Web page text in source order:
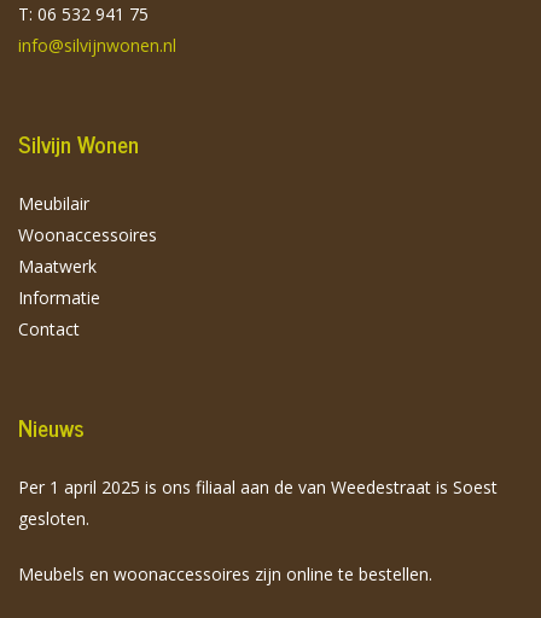
T: 06 532 941 75
info@silvijnwonen.nl
Silvijn Wonen
Meubilair
Woonaccessoires
Maatwerk
Informatie
Contact
Nieuws
Per 1 april 2025 is ons filiaal aan de van Weedestraat is Soest
gesloten.
Meubels en woonaccessoires zijn online te bestellen.